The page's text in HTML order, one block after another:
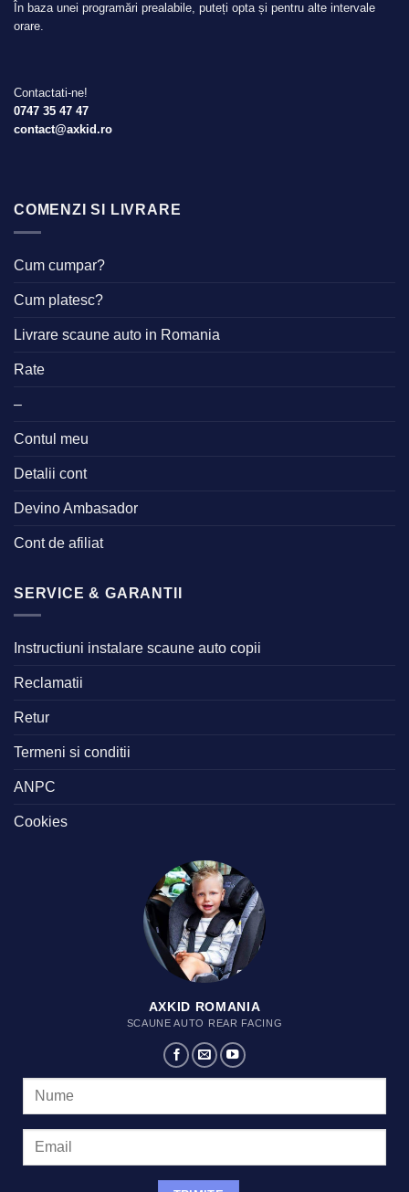
În baza unei programări prealabile, puteți opta și pentru alte intervale
orare.
Contactati-ne!
0747 35 47 47
contact@axkid.ro
COMENZI SI LIVRARE
Cum cumpar?
Cum platesc?
Livrare scaune auto in Romania
Rate
–
Contul meu
Detalii cont
Devino Ambasador
Cont de afiliat
SERVICE & GARANTII
Instructiuni instalare scaune auto copii
Reclamatii
Retur
Termeni si conditii
ANPC
Cookies
AXKID ROMANIA
SCAUNE AUTO REAR FACING